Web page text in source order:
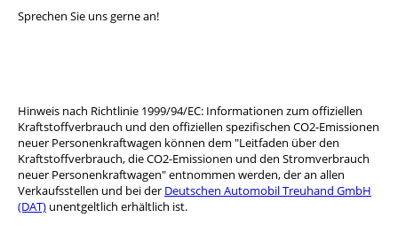
Sprechen Sie uns gerne an!
Hinweis nach Richtlinie 1999/94/EC: Informationen zum offiziellen
Kraftstoffverbrauch und den offiziellen spezifischen CO2-Emissionen
neuer Personenkraftwagen können dem "Leitfaden über den
Kraftstoffverbrauch, die CO2-Emissionen und den Stromverbrauch
neuer Personenkraftwagen" entnommen werden, der an allen
Verkaufsstellen und bei der Deutschen Automobil Treuhand GmbH
(DAT) unentgeltlich erhältlich ist.